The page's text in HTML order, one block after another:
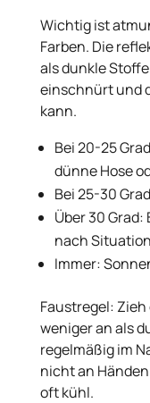
Wichtig ist
Farben. Die
als dunkle
einschnürt und
kann.
Bei 20-25
dünne Hose
Bei 25-30
Über 30 Grad:
nach Situation
Immer:
Faustregel:
weniger an als
regelmäßig im
nicht an
oft kühl.